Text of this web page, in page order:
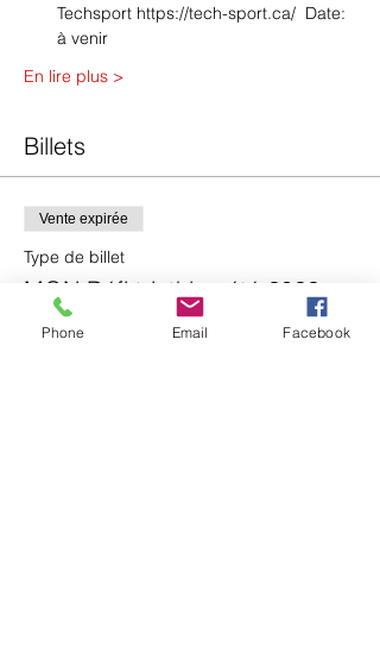
Techsport https://tech-sport.ca/  Date:
à venir
En lire plus >
Billets
Vente expirée
Type de billet
MON Défi triathlon été 2022
Plus d'info
Phone Email Facebook